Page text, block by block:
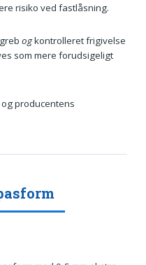
risiko ved fastlåsning.
ogkontrolleret frigivelse
som mere forudsigeligt
producentens